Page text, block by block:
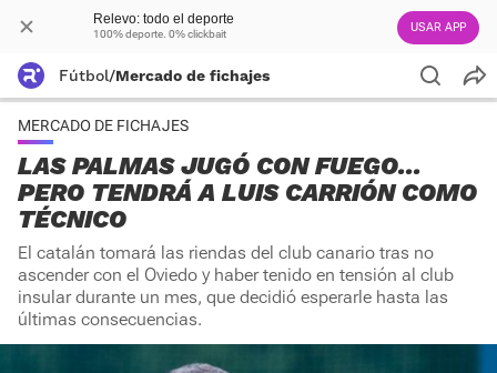
Relevo: todo el deporte
100% deporte. 0% clickbait USAR APP
Fútbol/Mercado de fichajes
MERCADO DE FICHAJES
LAS PALMAS JUGÓ CON FUEGO...
PERO TENDRÁ A LUIS CARRIÓN COMO
TÉCNICO
El catalán tomará las riendas del club canario tras no
ascender con el Oviedo y haber tenido en tensión al club
insular durante un mes, que decidió esperarle hasta las
últimas consecuencias.